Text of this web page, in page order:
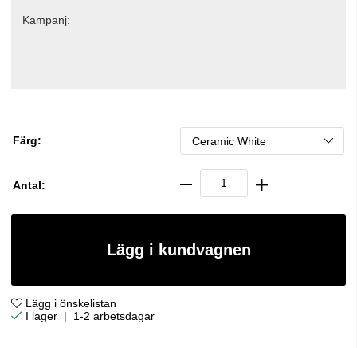
Kampanj:
Färg:
Antal:
Lägg i kundvagnen
Lägg i önskelistan
| 1-2 arbetsdagar